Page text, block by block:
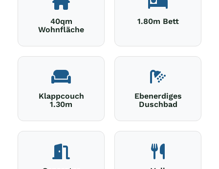
40qm
Wohnfläche
1.80m Bett
Klappcouch
1.30m
Ebenerdiges
Duschbad